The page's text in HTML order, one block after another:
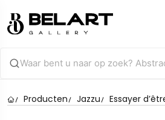
Producten Jazzu Essayer